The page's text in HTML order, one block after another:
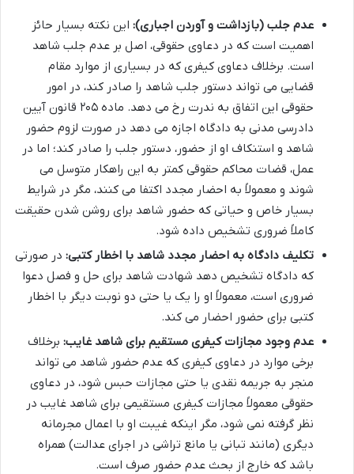
عدم جلب (بازداشت و آوردن اجباری): این نکته بسیار حائز
اهمیت است که در دعاوی حقوقی، اصل بر عدم جلب شاهد
است. برخلاف دعاوی کیفری که در بسیاری از موارد مقام
قضایی می تواند دستور جلب شاهد را صادر کند، در امور
حقوقی این اتفاق به ندرت رخ می دهد. ماده ۲۰۵ قانون آیین
دادرسی مدنی به دادگاه اجازه می دهد در صورت لزوم حضور
شاهد و استنکاف او از حضور، دستور جلب را صادر کند؛ اما در
عمل، قضات محاکم حقوقی کمتر به این راهکار متوسل می
شوند و معمولاً به احضار مجدد اکتفا می کنند، مگر در شرایط
بسیار خاص و حیاتی که حضور شاهد برای روشن شدن حقیقت
کاملاً ضروری تشخیص داده شود.
تکلیف دادگاه به احضار مجدد شاهد با اخطار کتبی: در صورتی
که دادگاه تشخیص دهد شهادت شاهد برای حل و فصل دعوا
ضروری است، معمولاً او را یک یا حتی دو نوبت دیگر با اخطار
کتبی برای حضور احضار می کند.
عدم وجود مجازات کیفری مستقیم برای شاهد غایب: برخلاف
برخی موارد در دعاوی کیفری که عدم حضور شاهد می تواند
منجر به جریمه نقدی یا حتی مجازات حبس شود، در دعاوی
حقوقی معمولاً مجازات کیفری مستقیمی برای شاهد غایب در
نظر گرفته نمی شود، مگر اینکه غیبت او با اعمال مجرمانه
دیگری (مانند تبانی یا مانع تراشی در اجرای عدالت) همراه
باشد که خارج از بحث عدم حضور صرف است.